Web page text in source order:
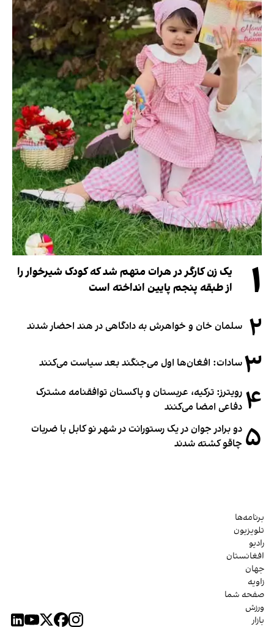
۱
یک زن کارگر در هرات متهم شد که کودک شیرخوار را
از طبقه پنجم پایین انداخته است
۲ سلمان خان و خواهرش به دادگاهی در هند احضار شدند
۳سادات: افغان‌ها اول می‌جنگند بعد سیاست می‌کنند
۴ رویترز: ترکیه، عربستان و پاکستان توافقنامه مشترک
دفاعی امضا می‌کنند
۵ دو برادر جوان در یک رستورانت در شهر نو کابل با ضربات
چاقو کشته شدند
برنامه‌ها
تلویزیون
رادیو
افغانستان
جهان
زاویه
صفحه شما
ورزش
بازار